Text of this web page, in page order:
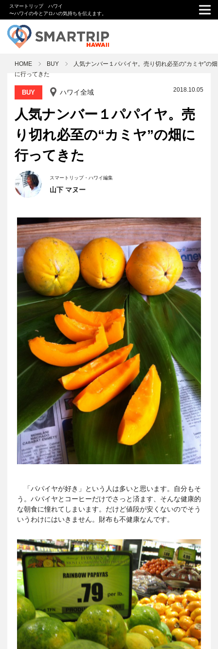
スマートリップ ハワイ
〜ハワイの今とアロハの気持ちを伝えます。
HOME BUY
人気ナンバー１パパイヤ。売り切れ必至の“カミヤ”の畑
に行ってきた
BUY ハワイ全域 2018.10.05
人気ナンバー１パパイヤ。売
り切れ必至の“カミヤ”の畑に
行ってきた
スマートリップ・ハワイ編集
山下 マヌー
「パパイヤが好き」という人は多いと思います。自分もそ
う。パパイヤとコーヒーだけでさっと済ます、そんな健康的
な朝食に憧れてしまいます。だけど値段が安くないのでそう
いうわけにはいきません。財布も不健康なんです。